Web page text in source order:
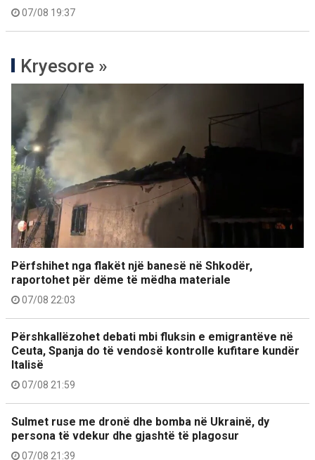
07/08 19:37
Kryesore »
Përfshihet nga flakët një banesë në Shkodër,
raportohet për dëme të mëdha materiale
07/08 22:03
Përshkallëzohet debati mbi fluksin e emigrantëve në
Ceuta, Spanja do të vendosë kontrolle kufitare kundër
Italisë
07/08 21:59
Sulmet ruse me dronë dhe bomba në Ukrainë, dy
persona të vdekur dhe gjashtë të plagosur
07/08 21:39